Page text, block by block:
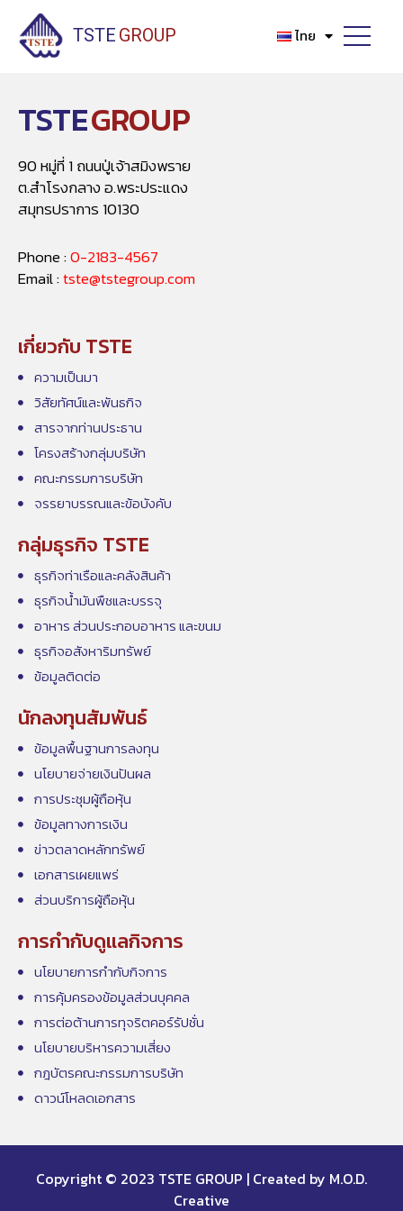
content
TSTE GROUP ไทย
TSTEGROUP
90 หมู่ที่ 1 ถนนปู่เจ้าสมิงพราย
ต.สำโรงกลาง อ.พระประแดง
สมุทรปราการ 10130
Phone :0-2183-4567
Email :tste@tstegroup.com
เกี่ยวกับ TSTE
ความเป็นมา
วิสัยทัศน์และพันธกิจ
สารจากท่านประธาน
โครงสร้างกลุ่มบริษัท
คณะกรรมการบริษัท
จรรยาบรรณและข้อบังคับ
กลุ่มธุรกิจ TSTE
ธุรกิจท่าเรือและคลังสินค้า
ธุรกิจน้ำมันพืชและบรรจุ
อาหาร ส่วนประกอบอาหาร และขนม
ธุรกิจอสังหาริมทรัพย์
ข้อมูลติดต่อ
นักลงทุนสัมพันธ์
ข้อมูลพื้นฐานการลงทุน
นโยบายจ่ายเงินปันผล
การประชุมผู้ถือหุ้น
ข้อมูลทางการเงิน
ข่าวตลาดหลักทรัพย์
เอกสารเผยแพร่
ส่วนบริการผู้ถือหุ้น
การกำกับดูแลกิจการ
นโยบายการกำกับกิจการ
การคุ้มครองข้อมูลส่วนบุคคล
การต่อต้านการทุจริตคอร์รัปชั่น
นโยบายบริหารความเสี่ยง
กฎบัตรคณะกรรมการบริษัท
ดาวน์โหลดเอกสาร
Copyright © 2023 TSTE GROUP | Created by M.O.D.
Creative